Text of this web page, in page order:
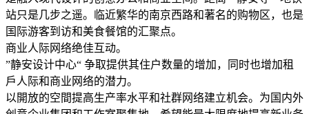
站只是几步之遥。临近繁华的南京西路和著名的购物区，也是
国际游客到访和美食餐馆的汇聚点。
商业人际网络绝佳互动。
”静安设计中心“ 争取提供其住户数量的增加，同时也增加租
戶人际和商业网络的潜力。
以開放的空間提高生产率水平和社群网络建立机会。为国内外